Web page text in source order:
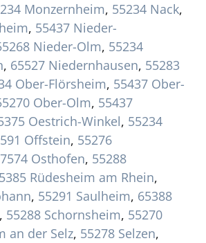
Monzernheim, 55234 Nack,
, 55437 Nieder-
Nieder-Olm, 55234
, 65527 Niedernhausen, 55283
Ober-Flörsheim, 55437 Ober-
Ober-Olm, 55437
Oestrich-Winkel, 55234
Offstein, 55276
Osthofen, 55288
Rüdesheim am Rhein,
, 55291 Saulheim, 65388
, 55288 Schornsheim, 55270
an der Selz, 55278 Selzen,